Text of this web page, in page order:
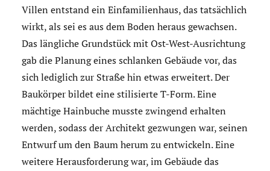
Villen entstand ein Einfamilienhaus, das tatsächlich
wirkt, als sei es aus dem Boden heraus gewachsen.
Das längliche Grundstück mit Ost-West-Ausrichtung
gab die Planung eines schlanken Gebäude vor, das
sich lediglich zur Straße hin etwas erweitert. Der
Baukörper bildet eine stilisierte T-Form. Eine
mächtige Hainbuche musste zwingend erhalten
werden, sodass der Architekt gezwungen war, seinen
Entwurf um den Baum herum zu entwickeln. Eine
weitere Herausforderung war, im Gebäude das